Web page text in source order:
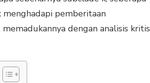
menghadapi pemberitaan
dengan analisis kritis